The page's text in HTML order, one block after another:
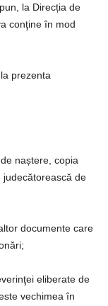
la Direcția de
conţine în mod
prezenta
naștere, copia
de
documente care
eliberate de
vechimea în